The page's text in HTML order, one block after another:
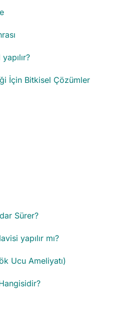
İçin Bitkisel Çözümler
Sürer?
yapılır mı?
Ucu Ameliyatı)